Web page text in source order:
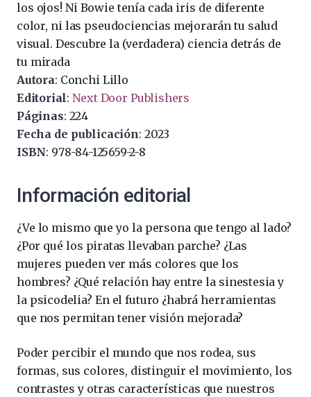
los ojos! Ni Bowie tenía cada iris de diferente
color, ni las pseudociencias mejorarán tu salud
visual. Descubre la (verdadera) ciencia detrás de
tu mirada
Autora: Conchi Lillo
Editorial:Next Door Publishers
Páginas: 224
Fecha de publicación: 2023
ISBN: 978-84-125659-2-8
Información editorial
¿Ve lo mismo que yo la persona que tengo al lado?
¿Por qué los piratas llevaban parche? ¿Las
mujeres pueden ver más colores que los
hombres? ¿Qué relación hay entre la sinestesia y
la psicodelia? En el futuro ¿habrá herramientas
que nos permitan tener visión mejorada?
Poder percibir el mundo que nos rodea, sus
formas, sus colores, distinguir el movimiento, los
contrastes y otras características que nuestros